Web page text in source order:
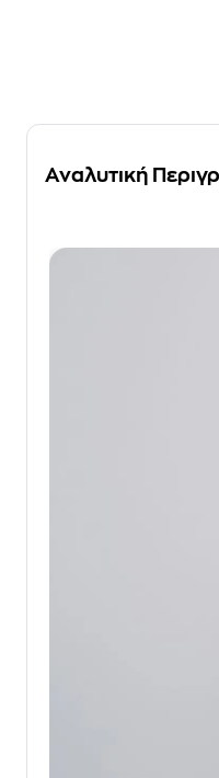
Αναλυτική